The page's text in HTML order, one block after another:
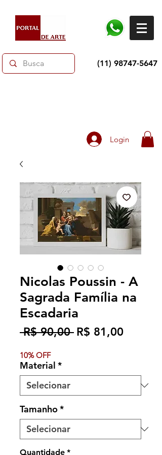
(11) 98747-5647
Login
Nicolas Poussin - A
Sagrada Família na
Escadaria
R$ 90,00 Preço
R$ 81,00Preço
10% OFF
Material *
Tamanho*
Quantidade *